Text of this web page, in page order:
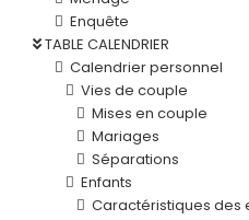
Enquête
TABLE CALENDRIER
Calendrier personnel
Vies de couple
Mises en couple
Mariages
Séparations
Enfants
Caractéristiques des